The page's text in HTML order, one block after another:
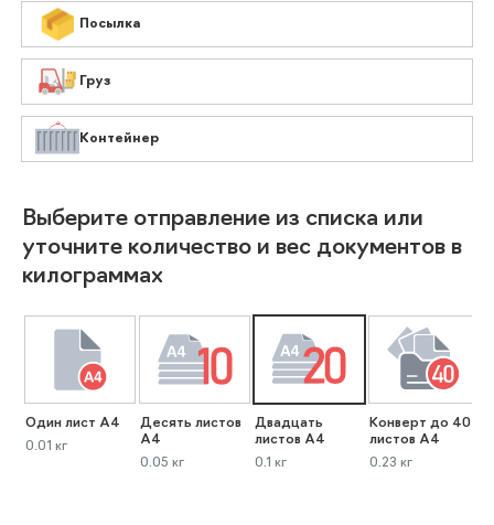
Посылка
Груз
Контейнер
Выберите отправление из списка или
уточните количество и вес документов в
килограммах
Один лист А4
0.01 кг
Десять листов
А4
0.05 кг
Двадцать
листов А4
0.1 кг
Конверт до 40
листов А4
0.23 кг